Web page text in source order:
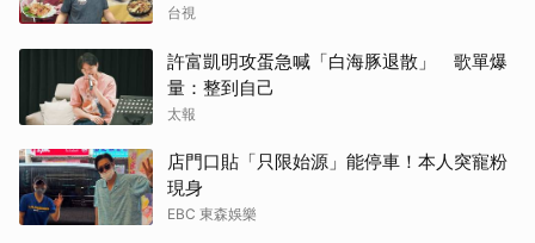
台視
許富凱明攻蛋急喊「白海豚退散」 歌單爆
量：整到自己
太報
店門口貼「只限始源」能停車！本人突寵粉
現身
EBC 東森娛樂